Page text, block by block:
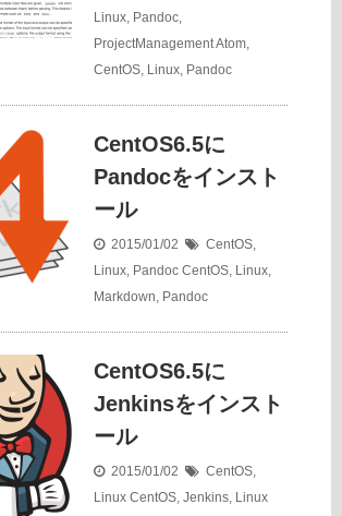
Linux, Pandoc,
ProjectManagementAtom,
CentOS, Linux, Pandoc
CentOS6.5に
Pandocをインスト
ール
2015/01/02 CentOS,
Linux, Pandoc CentOS, Linux,
Markdown, Pandoc
CentOS6.5に
Jenkinsをインスト
ール
2015/01/02 CentOS,
Linux CentOS, Jenkins, Linux